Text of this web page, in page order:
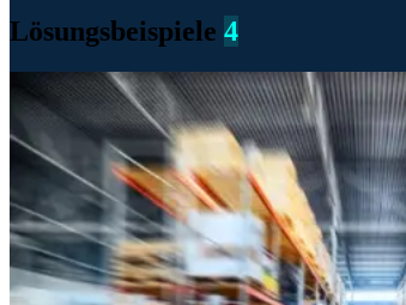
Lösungsbeispiele 4